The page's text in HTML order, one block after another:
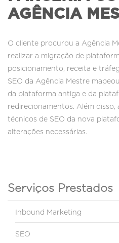
AGÊNCIA
O cliente procurou a Agência
realizar a migração de
posicionamento, receita e
SEO da Agência Mestre
da plataforma antiga e da
redirecionamentos. Além disso,
técnicos de SEO da nova
alterações necessárias.
Serviços Prestados
Inbound Marketing
SEO